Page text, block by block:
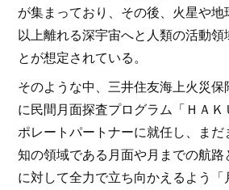
が集まっており、その後、火星や
以上離れる深宇宙へと人類の活動領
とが想定されている。
そのような中、三井住友海上火災保
に民間月面探査プログラム「ＨＡ
ポレートパートナーに就任し、ま
知の領域である月面や月までの航
に対して全力で立ち向かえるよう